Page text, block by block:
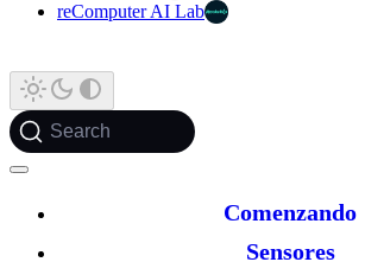
reComputer AI Lab
Search
Comenzando
Sensores